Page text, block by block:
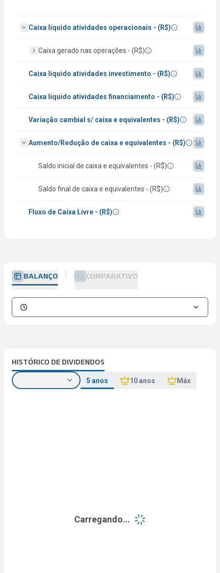
Caixa líquido atividades operacionais - (R$)
Caixa gerado nas operações - (R$)
Caixa líquido atividades investimento - (R$)
Caixa líquido atividades financiamento - (R$)
Variação cambial s/ caixa e equivalentes - (R$)
Aumento/Redução de caixa e equivalentes - (R$)
Saldo inicial de caixa e equivalentes - (R$)
Saldo final de caixa e equivalentes - (R$)
Fluxo de Caixa Livre - (R$)
BALANÇO COMPARATIVO
HISTÓRICO DE DIVIDENDOS
5 anos 10 anos Máx
Carregando...